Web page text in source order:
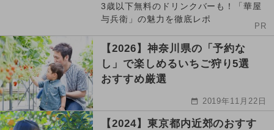
3歳以下無料のドリンクバーも！「華屋
与兵衛」の魅力を徹底レポ
PR
【2026】神奈川県の「予約な
し」で楽しめるいちご狩り5選
おすすめ厳選
2019年11月22日
【2024】東京都内近郊のおすす